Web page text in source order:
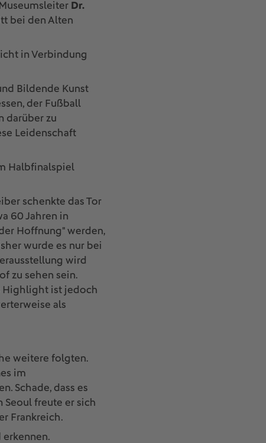
Dr.
bei den Alten
in Verbindung
Bildende Kunst
der Fußball
darüber zu
Leidenschaft
Halbfinalspiel
schenkte das Tor
60 Jahren in
Hoffnung" werden,
wurde es nur bei
wird
zu sehen sein.
Highlight ist jedoch
als
weitere folgten.
im
Schade, dass es
Seoul freute er sich
Frankreich.
erkennen.